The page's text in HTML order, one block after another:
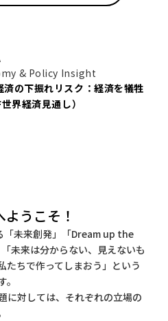
& Policy Insight
済の下振れリスク：経済を犠牲
界経済見通し）
うこそ！
「未来創発」「Dream up the
未来は分からない、見えないも
たちで作ってしまおう」という
に対しては、それぞれの立場の